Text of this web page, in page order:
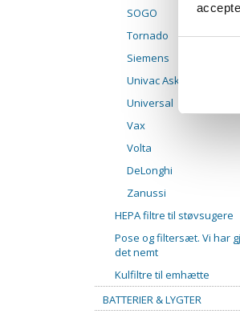
SOGO
Tornado
Siemens
Univac Askesuger
Universal
Vax
Volta
DeLonghi
Zanussi
HEPA filtre til støvsugere
Pose og filtersæt. Vi har
det nemt
Kulfiltre til emhætte
BATTERIER & LYGTER